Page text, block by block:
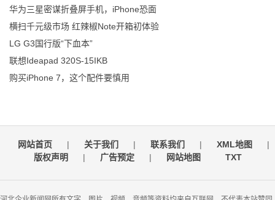
华为三星密谋折叠屏手机，iPhone恐面
横扫千元级市场 红辣椒Note开箱初体验
LG G3国行版“下血本”
联想Ideapad 320S-15IKB
购买iPhone 7，这个配件要慎用
网站首页 | 关于我们 | 联系我们 | XML地图
|
版权声明
| 广告预定 | 网站地图 TXT